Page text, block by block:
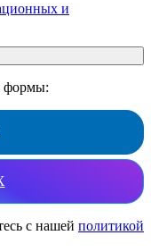
и
формы:
с нашей политикой